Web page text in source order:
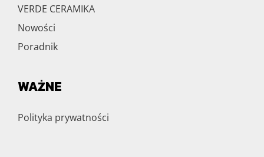
VERDE CERAMIKA
Nowości
Poradnik
WAŻNE
Polityka prywatności